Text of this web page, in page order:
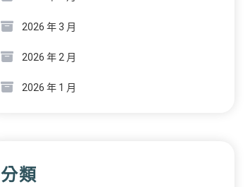
2026 年 3 月
2026 年 2 月
2026 年 1 月
分類